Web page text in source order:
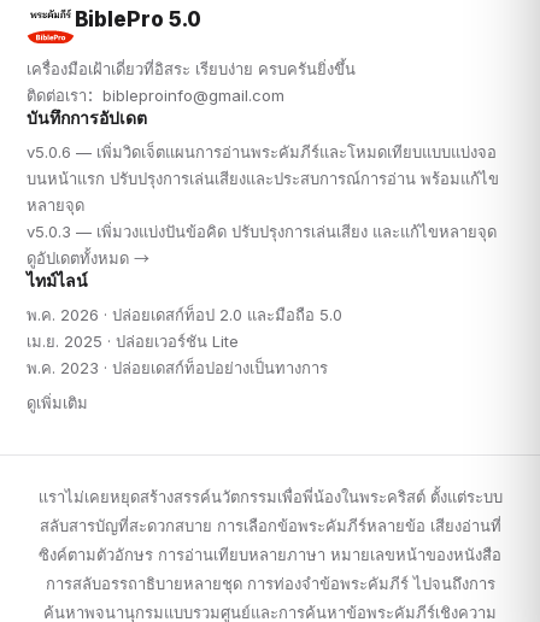
BiblePro 5.0
เครื่องมือเฝ้าเดี่ยวที่อิสระ เรียบง่าย ครบครันยิ่งขึ้น
ติดต่อเรา： bibleproinfo@gmail.com
บันทึกการอัปเดต
v5.0.6 — เพิ่มวิดเจ็ตแผนการอ่านพระคัมภีร์และโหมดเทียบแบบแบ่งจอ
บนหน้าแรก ปรับปรุงการเล่นเสียงและประสบการณ์การอ่าน พร้อมแก้ไข
หลายจุด
v5.0.3 — เพิ่มวงแบ่งปันข้อคิด ปรับปรุงการเล่นเสียง และแก้ไขหลายจุด
ดูอัปเดตทั้งหมด →
ไทม์ไลน์
พ.ค. 2026 · ปล่อยเดสก์ท็อป 2.0 และมือถือ 5.0
เม.ย. 2025 · ปล่อยเวอร์ชัน Lite
พ.ค. 2023 · ปล่อยเดสก์ท็อปอย่างเป็นทางการ
ดูเพิ่มเติม
เเราไม่เคยหยุดสร้างสรรค์นวัตกรรมเพื่อพี่น้องในพระคริสต์ ตั้งแต่ระบบ
สลับสารบัญที่สะดวกสบาย การเลือกข้อพระคัมภีร์หลายข้อ เสียงอ่านที่
ซิงค์ตามตัวอักษร การอ่านเทียบหลายภาษา หมายเลขหน้าของหนังสือ
การสลับอรรถาธิบายหลายชุด การท่องจำข้อพระคัมภีร์ ไปจนถึงการ
ค้นหาพจนานุกรมแบบรวมศูนย์และการค้นหาข้อพระคัมภีร์เชิงความ